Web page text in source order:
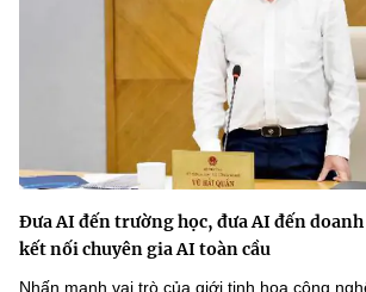
Đưa AI đến trường học, đưa AI đến
kết nối chuyên gia AI toàn cầu
Nhấn mạnh vai trò của giới tinh hoa công